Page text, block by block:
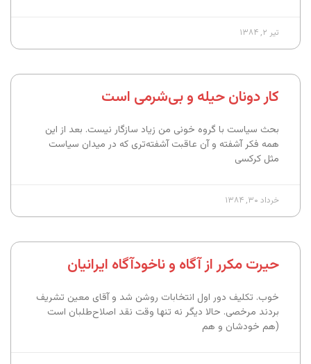
تیر ۲, ۱۳۸۴
کار دونان حیله و بی‌شرمی است
بحث سیاست با گروه خونی من زیاد سازگار نیست. بعد از این
همه فکر آشفته و آن عاقبت آشفته‌تری که در میدان سیاست
مثل کرکسی
خرداد ۳۰, ۱۳۸۴
حیرت مکرر از آگاه و ناخودآگاه ایرانیان
خوب. تکلیف دور اول انتخابات روشن شد و آقای معین تشریف
بردند مرخصی. حالا دیگر نه تنها وقت نقد اصلاح‌طلبان است
(هم خودشان و هم